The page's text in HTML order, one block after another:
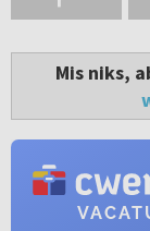
Mis niks,